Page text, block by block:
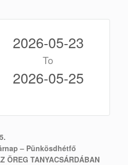
2026-05-23
To
2026-05-25
– Pünkösdhétfő
ÖREG TANYACSÁRDÁBAN